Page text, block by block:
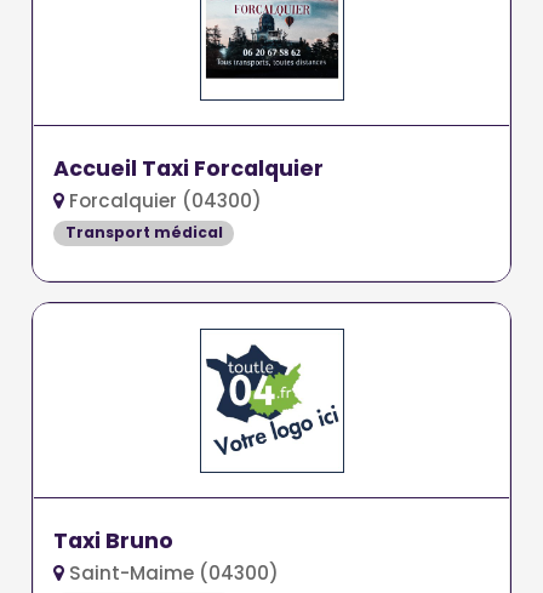
Accueil Taxi Forcalquier
Forcalquier (04300)
Transport médical
Taxi Bruno
Saint-Maime (04300)